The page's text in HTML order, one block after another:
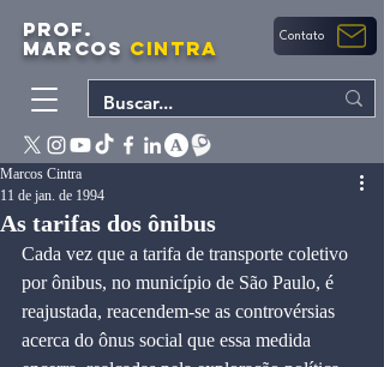
PROF.
MARCOS CINTRA Contato
As tarifas dos ônibus
Marcos Cintra
11 de jan. de 1994
Cada vez que a tarifa de transporte coletivo
por ônibus, no município de São Paulo, é
reajustada, reacendem-se as controvérsias
acerca do ônus social que essa medida